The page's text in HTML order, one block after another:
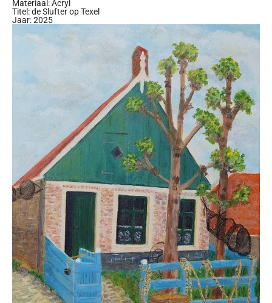
Materiaal: Acryl
Titel: de Slufter op Texel
Jaar: 2025